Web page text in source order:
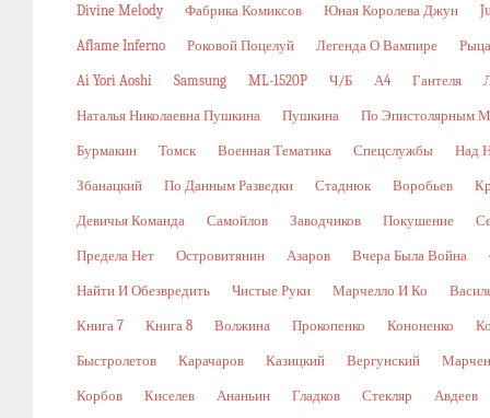
Divine Melody Фабрика Комиксов Юная Королева Джун
Aflame Inferno Роковой Поцелуй Легенда О Вампире
Ai Yori Aoshi Samsung ML-1520P Ч/б А4 Гантеля
Наталья Николаевна Пушкина Пушкина По Эпистолярным
Бурмакин Томск Военная Тематика Спецслужбы Над
Збанацкий По Данным Разведки Стаднюк Воробьев
Девичья Команда Самойлов Заводчиков Покушение
Предела Нет Островитянин Азаров Вчера Была Война
Найти И Обезвредить Чистые Руки Марчелло И Ко
Книга 7 Книга 8 Волжина Прокопенко Кононенко
Быстролетов Карачаров Казицкий Вергунский
Корбов Киселев Ананьин Гладков Стекляр Авдеев